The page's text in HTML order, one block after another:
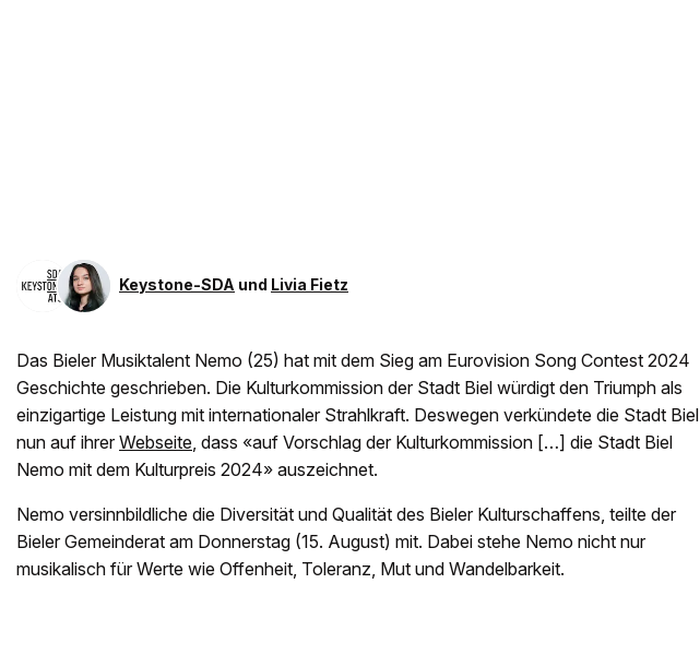
Keystone-SDA und Livia Fietz
Das Bieler Musiktalent Nemo (25) hat mit dem Sieg am Eurovision Song Contest 2024
Geschichte geschrieben. Die Kulturkommission der Stadt Biel würdigt den Triumph als
einzigartige Leistung mit internationaler Strahlkraft. Deswegen verkündete die Stadt Biel
nun auf ihrer Webseite, dass «auf Vorschlag der Kulturkommission […] die Stadt Biel
Nemo mit dem Kulturpreis 2024» auszeichnet.
Nemo versinnbildliche die Diversität und Qualität des Bieler Kulturschaffens, teilte der
Bieler Gemeinderat am Donnerstag (15. August) mit. Dabei stehe Nemo nicht nur
musikalisch für Werte wie Offenheit, Toleranz, Mut und Wandelbarkeit.